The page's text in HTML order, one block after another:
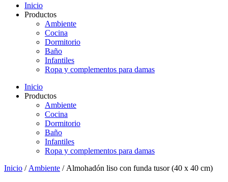
Inicio
Productos
Ambiente
Cocina
Dormitorio
Baño
Infantiles
Ropa y complementos para damas
Inicio
Productos
Ambiente
Cocina
Dormitorio
Baño
Infantiles
Ropa y complementos para damas
Inicio / Ambiente / Almohadón liso con funda tusor (40 x 40 cm)